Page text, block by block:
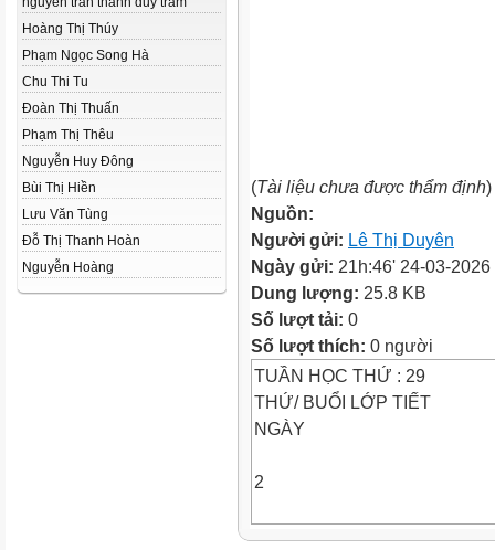
Hoàng Thị Thúy
Phạm Ngọc Song Hà
Chu Thi Tu
Đoàn Thị Thuấn
Phạm Thị Thêu
Nguyễn Huy Đông
Bùi Thị Hiền
Lưu Văn Tùng
Đỗ Thị Thanh Hoàn
Nguyễn Hoàng
(Tài liệu chưa được thẩm định)
Nguồn:
Người gửi: Lê Thị Duyên
Ngày gửi: 21h:46' 24-03-2026
Dung lượng: 25.8 KB
Số lượt tải: 0
Số lượt thích: 0 người
TUẦN HỌC THỨ : 29
THỨ/ BUỔI LỚP TIẾT
NGÀY
2